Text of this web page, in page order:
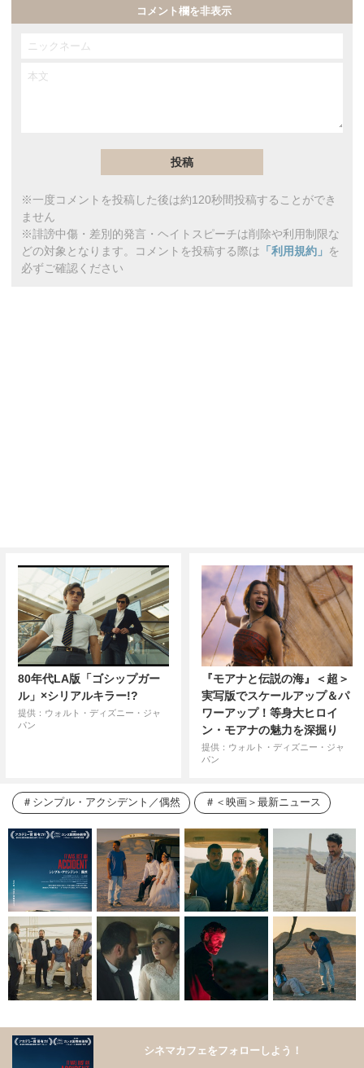
コメント欄を非表示
※一度コメントを投稿した後は約120秒間投稿することができ
ません
※誹謗中傷・差別的発言・ヘイトスピーチは削除や利用制限な
どの対象となります。コメントを投稿する際は 「利用規約」 を
必ずご確認ください
80年代LA版「ゴシップガー
ル」×シリアルキラー!?
提供：ウォルト・ディズニー・ジャ
パン
『モアナと伝説の海』＜超＞
実写版でスケールアップ＆パ
ワーアップ！等身大ヒロイ
ン・モアナの魅力を深掘り
提供：ウォルト・ディズニー・ジャ
パン
シンプル・アクシデント／偶然 ＜映画＞最新ニュース
シネマカフェをフォローしよう！